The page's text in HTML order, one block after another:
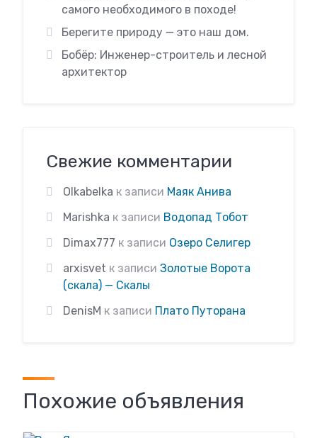
самого необходимого в походе!
Берегите природу — это наш дом.
Бобёр: Инженер-строитель и лесной
архитектор
Свежие комментарии
Olkabelka к записи Маяк Анива
Marishka к записи Водопад Тобот
Dimax777 к записи Озеро Селигер
arxisvet к записи Золотые Ворота
(скала) — Скалы
DenisM к записи Плато Путорана
Похожие объявления